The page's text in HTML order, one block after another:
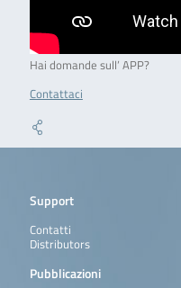
Hai domande sull’ APP?
Contattaci
Support
Contatti
Distributors
Pubblicazioni